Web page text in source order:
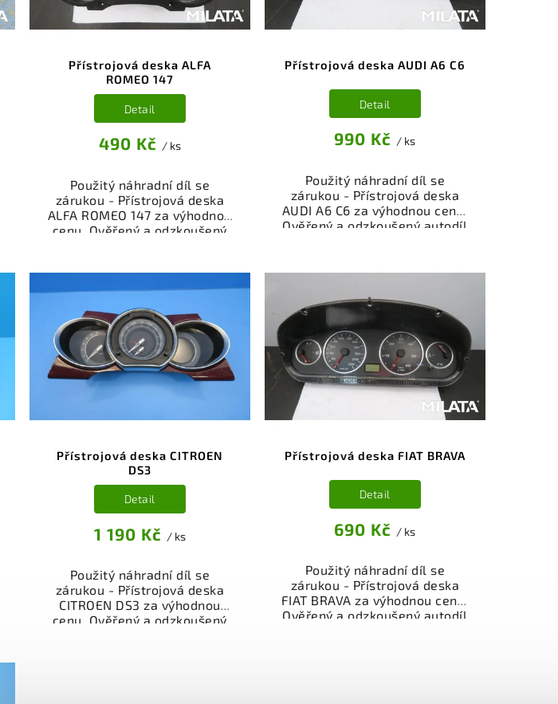
Přístrojová deska ALFA
ROMEO 147
490 Kč / ks
Detail
Použitý náhradní díl se
zárukou - Přístrojová deska
ALFA ROMEO 147 za výhodnou
cenu. Ověřený a odzkoušený
příslušenství pro váš vůz.
Ověřený a funkční autodíl z
vrakoviště, připravený k
montáži. Nabízíme osobní
odběr nebo rychlé doručení
přes e-shop. Samozřejmostí je
garance vrácení peněz v
případě nespokojenosti.
Přístrojová deska AUDI A6 C6
990 Kč / ks
Detail
Použitý náhradní díl se
zárukou - Přístrojová deska
AUDI A6 C6 za výhodnou cenu.
Ověřený a odzkoušený autodíl
váš vůz. Ověřený a funkční
připravený k montáži.
Nabízíme osobní odběr nebo
rychlé doručení přes e-shop.
Samozřejmostí je garance
vrácení peněz v případě
nespokojenosti.
Přístrojová deska CITROEN
DS3
1 190 Kč / ks
Detail
Použitý náhradní díl se
zárukou - Přístrojová deska
CITROEN DS3 za výhodnou
cenu. Ověřený a odzkoušený
Přístrojová deska FIAT BRAVA
690 Kč / ks
Detail
Použitý náhradní díl se
zárukou - Přístrojová deska
FIAT BRAVA za výhodnou cenu.
Ověřený a odzkoušený autodíl